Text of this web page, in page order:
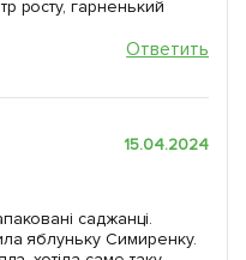
росту, гарненький
Ответить
15.04.2024
саджанці.
яблуньку Симиренку.